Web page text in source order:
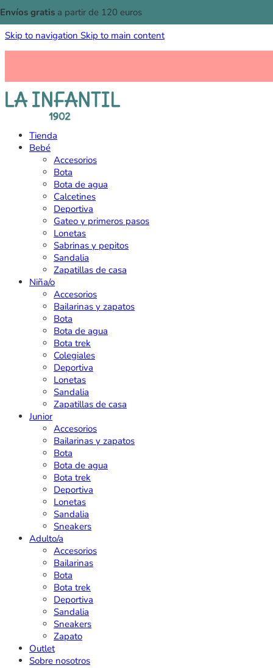
Skip to navigation Skip to main content
Envíos gratis a partir de 120 euros
Tienda
Bebé
Accesorios
Bota
Bota de agua
Calcetines
Deportiva
Gateo y primeros pasos
Lonetas
Sabrinas y pepitos
Sandalia
Zapatillas de casa
Niña/o
Accesorios
Bailarinas y zapatos
Bota
Bota de agua
Bota trek
Colegiales
Deportiva
Lonetas
Sandalia
Zapatillas de casa
Junior
Accesorios
Bailarinas y zapatos
Bota
Bota de agua
Bota trek
Deportiva
Lonetas
Sandalia
Sneakers
Adulto/a
Accesorios
Bailarinas
Bota
Bota trek
Deportiva
Sandalia
Sneakers
Zapato
Outlet
Sobre nosotros